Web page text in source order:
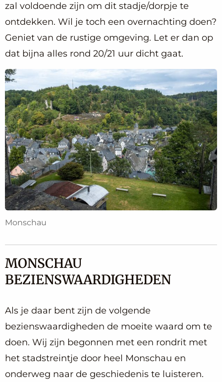
zal voldoende zijn om dit stadje/dorpje te
ontdekken. Wil je toch een overnachting doen?
Geniet van de rustige omgeving. Let er dan op
dat bijna alles rond 20/21 uur dicht gaat.
Monschau
MONSCHAU
BEZIENSWAARDIGHEDEN
Als je daar bent zijn de volgende
bezienswaardigheden de moeite waard om te
doen. Wij zijn begonnen met een rondrit met
het stadstreintje door heel Monschau en
onderweg naar de geschiedenis te luisteren.